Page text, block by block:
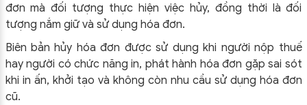
đơn mà đối tượng thực hiện việc hủy, đồng thời là đối
tượng nắm giữ và sử dụng hóa đơn.
Biên bản hủy hóa đơn được sử dụng khi người nộp thuế
hay người có chức năng in, phát hành hóa đơn gặp sai sót
khi in ấn, khởi tạo và không còn nhu cầu sử dụng hóa đơn
cũ.